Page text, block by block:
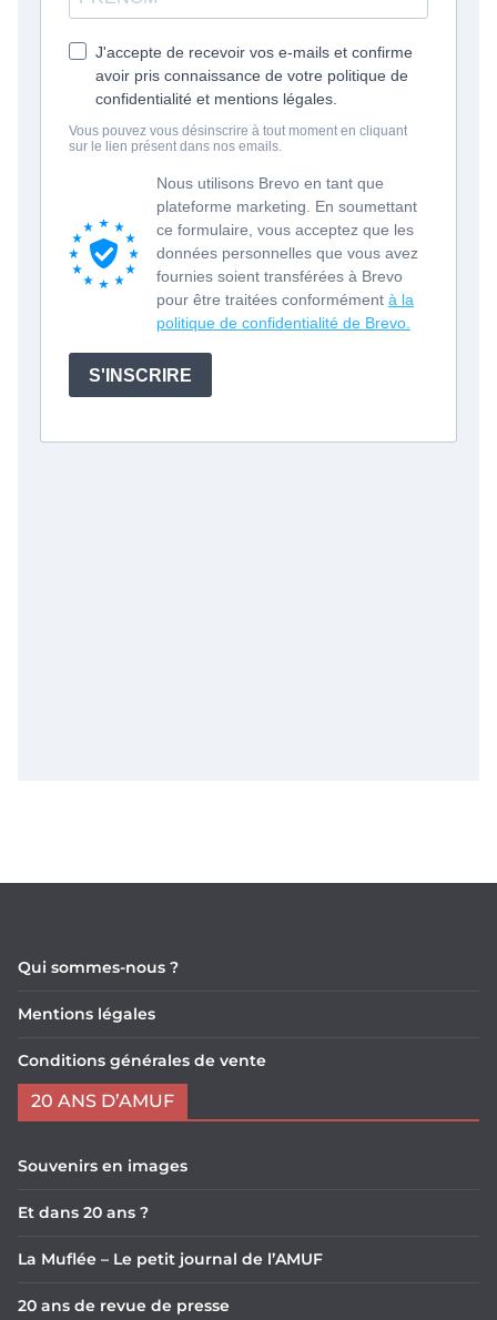
Qui sommes-nous ?
Mentions légales
Conditions générales de vente
20 ANS D’AMUF
Souvenirs en images
Et dans 20 ans ?
La Muflée – Le petit journal de l’AMUF
20 ans de revue de presse